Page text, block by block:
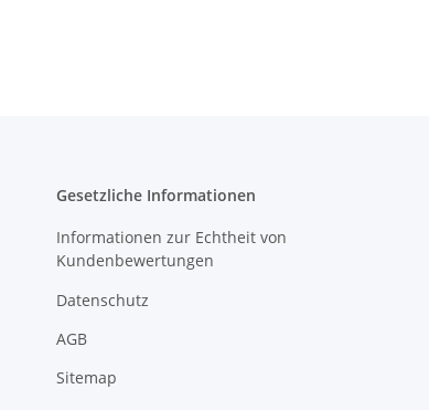
Gesetzliche Informationen
Informationen zur Echtheit von
Kundenbewertungen
Datenschutz
AGB
Sitemap